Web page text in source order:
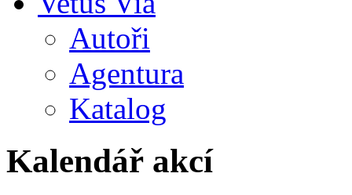
Autoři
Agentura
Katalog
Kalendář akcí